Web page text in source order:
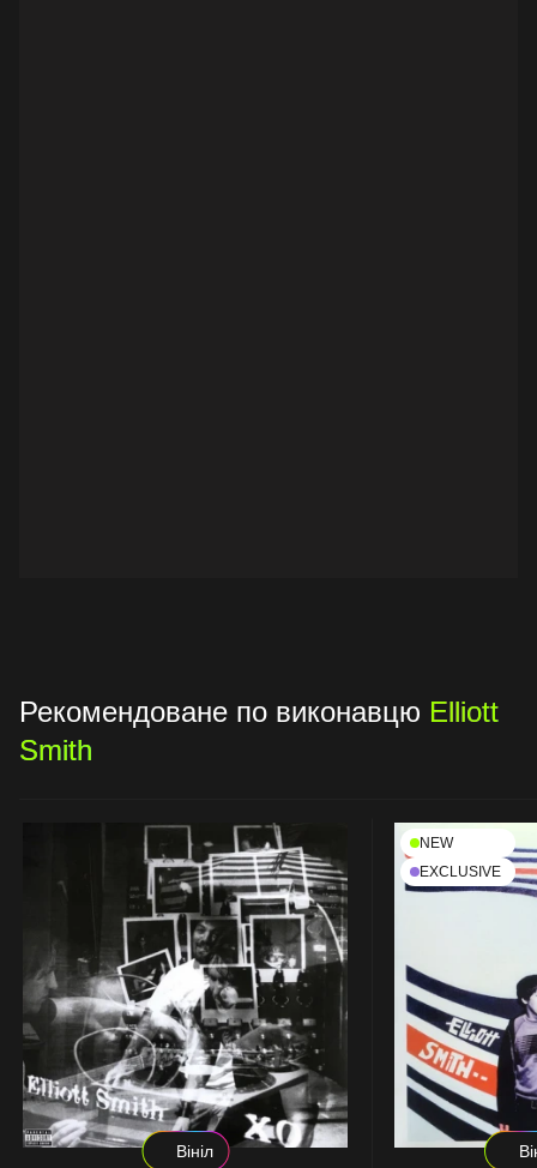
Рекомендоване по виконавцю Elliott
Smith
Вініл
NEW
EXCLUSIVE